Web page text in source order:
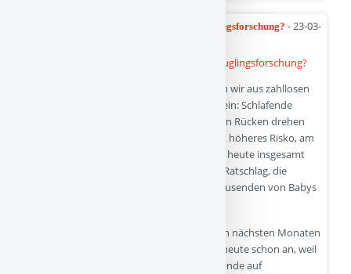
Die Bauchlage – das letzte Rätsel der Säuglingsforschung? - 23-03-
Gleichzeitig kann die Bauchlage, das wissen wir aus zahllosen
wissenschaftlichen Studien, auch riskant sein: Schlafende
Säuglinge, die sich noch nicht selber auf den Rücken drehen
können, haben in Bauchlage ein insgesamt höheres Risko, am
Plötzlichen Kindstod zu versterben. Der ist heute insgesamt
zwar selten, dennoch dürfte der generelle Ratschlag, die
Bauchlage beim Schlafen zu vermeiden, Tausenden von Babys
Um diese Frage wird es in loser Folge in den nächsten Monaten
hier gehen. Mit der ersten Folge fange ich heute schon an, weil
ich im Rahmen unserer Online Themenabende auf